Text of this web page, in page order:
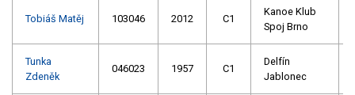
Tobiáš Matěj 103046 2012 C1
Kanoe Klub
Spoj Brno
Tunka
Zdeněk
046023 1957 C1
Delfín
Jablonec